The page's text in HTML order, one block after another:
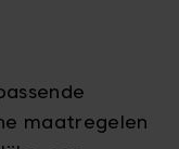
maatregelen